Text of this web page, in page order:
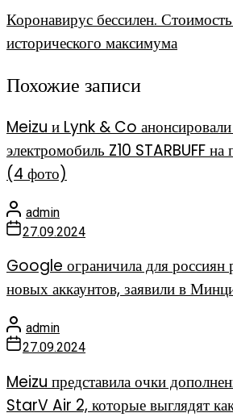
Коронавирус бессилен.
исторического максимума
Похожие записи
Meizu и Lynk & Co
электромобиль Z10 STARBUFF
(4 фото)
admin
27.09.2024
Google ограничила для россиян
новых аккаунтов, заявили в
admin
27.09.2024
Meizu представила очки
StarV Air 2, которые выглядят